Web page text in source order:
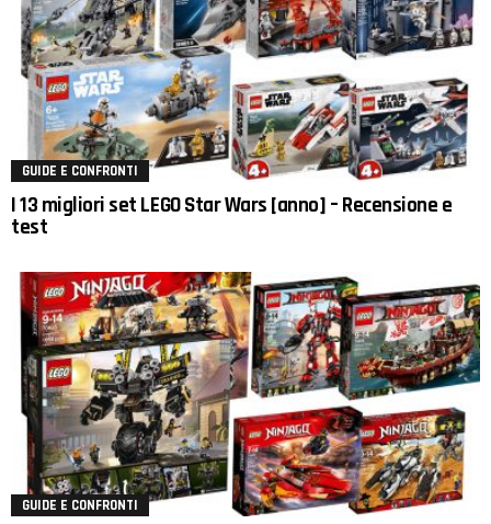
GUIDE E CONFRONTI
I 13 migliori set LEGO Star Wars [anno] – Recensione e
test
GUIDE E CONFRONTI